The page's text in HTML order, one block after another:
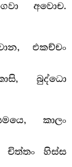
අවොච.
එකච්චං
බුද්ධො
කාලං
චිත්තං හිස්ස